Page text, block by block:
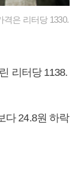
은 리터당 1330.
리터당 1138.
다 24.8원 하락